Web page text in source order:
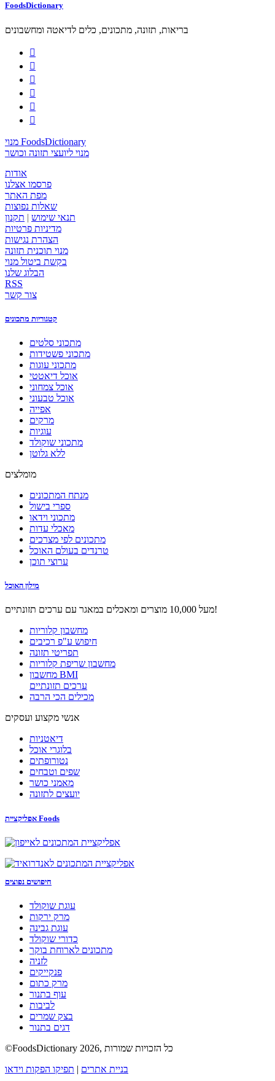
FoodsDictionary
בריאות, תזונה, מתכונים, כלים לדיאטה ומחשבונים






מנוי FoodsDictionary
מנוי ליועצי תזונה וכושר
אודות
פרסמו אצלנו
מפת האתר
שאלות נפוצות
תנאי שימוש | תקנון
מדיניות פרטיות
הצהרת נגישות
מנוי תוכנית תזונה
בקשת ביטול מנוי
הבלוג שלנו
RSS
צור קשר
קטגוריות מתכונים
מתכוני סלטים
מתכוני פשטידות
מתכוני עוגות
אוכל דיאטטי
אוכל צמחוני
אוכל טבעוני
אפייה
מרקים
עוגיות
מתכוני שוקולד
ללא גלוטן
מומלצים
מנתח המתכונים
ספרי בישול
מתכוני וידאו
מאכלי עדות
מתכונים לפי מצרכים
טרנדים בעולם האוכל
ערוצי תוכן
מילון האוכל
מעל 10,000 מוצרים ומאכלים במאגר עם ערכים תזונתיים!
מחשבון קלוריות
חיפוש ע"פ רכיבים
תפריטי תזונה
מחשבון שריפת קלוריות
מחשבון BMI
ערכים תזונתיים
מכילים הכי הרבה
אנשי מקצוע ועסקים
דיאטניות
בלוגרי אוכל
נטורופתים
שפים וטבחים
מאמני כושר
יועצים לתזונה
אפליקציית Foods
חיפושים נפוצים
עוגת שוקולד
מרק ירקות
עוגת גבינה
כדורי שוקולד
מתכונים לארוחת בוקר
לזניה
פנקייקים
מרק כתום
עוף בתנור
לביבות
בצק שמרים
דגים בתנור
©FoodsDictionary 2026, כל הזכויות שמורות
בניית אתרים | תפיקו הפקות וידאו